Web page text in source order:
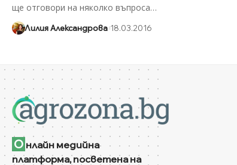
ще отговори на няколко въпроса…
Лилия Александрова 18.03.2016
О нлайн медийна
платформа, посветена на